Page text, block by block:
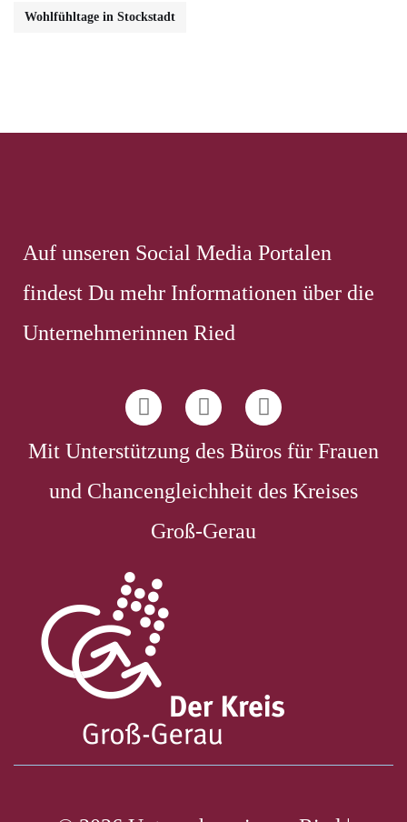
Wohlfühltage in Stockstadt
Auf unseren Social Media Portalen
findest Du mehr Informationen über die
Unternehmerinnen Ried
Mit Unterstützung des Büros für Frauen
und Chancengleichheit des Kreises
Groß-Gerau